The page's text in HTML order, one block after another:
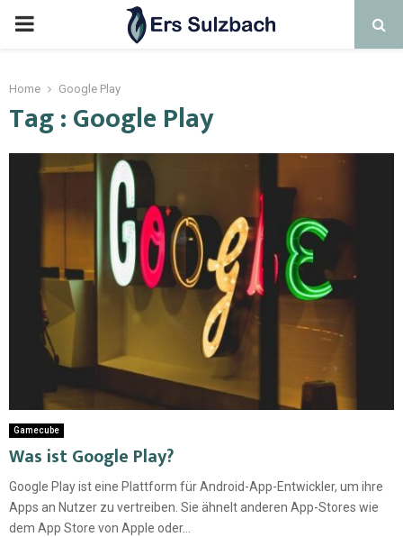
Home Google Play
Tag : Google Play
Gamecube
Was ist Google Play?
Google Play ist eine Plattform für Android-App-Entwickler, um ihre
Apps an Nutzer zu vertreiben. Sie ähnelt anderen App-Stores wie
dem App Store von Apple oder...